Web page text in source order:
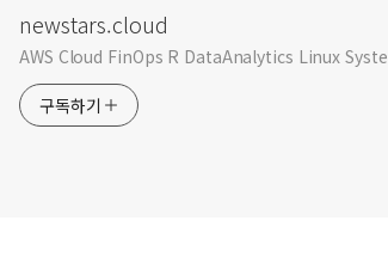
newstars.cloud
AWS Cloud FinOps R DataAnalytics Linux
구독하기